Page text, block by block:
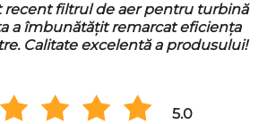
recent filtrul de aer pentru turbină
a îmbunătățit remarcat eficiența
Calitate excelentă a produsului!
5.0